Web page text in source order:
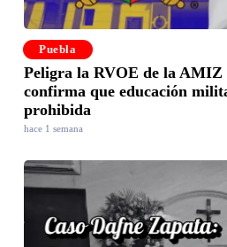
Puebla
Peligra la RVOE de la AMIZ
confirma que educación
prohibida
hace 1 semana